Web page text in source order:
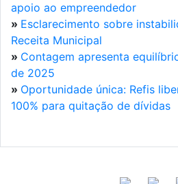
apoio ao empreendedor
» Esclarecimento sobre
Receita Municipal
» Contagem apresenta
de 2025
» Oportunidade única: Refis
100% para quitação de dívidas